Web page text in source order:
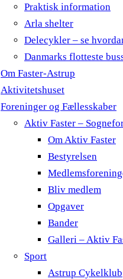
Praktisk information
Arla shelter
Delecykler – se
Danmarks flotteste
Om Faster-Astrup
Aktivitetshuset
Foreninger og Fællesskaber
Aktiv Faster –
Om Aktiv Faster
Bestyrelsen
Bliv medlem
Opgaver
Bander
Galleri – Aktiv
Sport
Astrup Cykelklub